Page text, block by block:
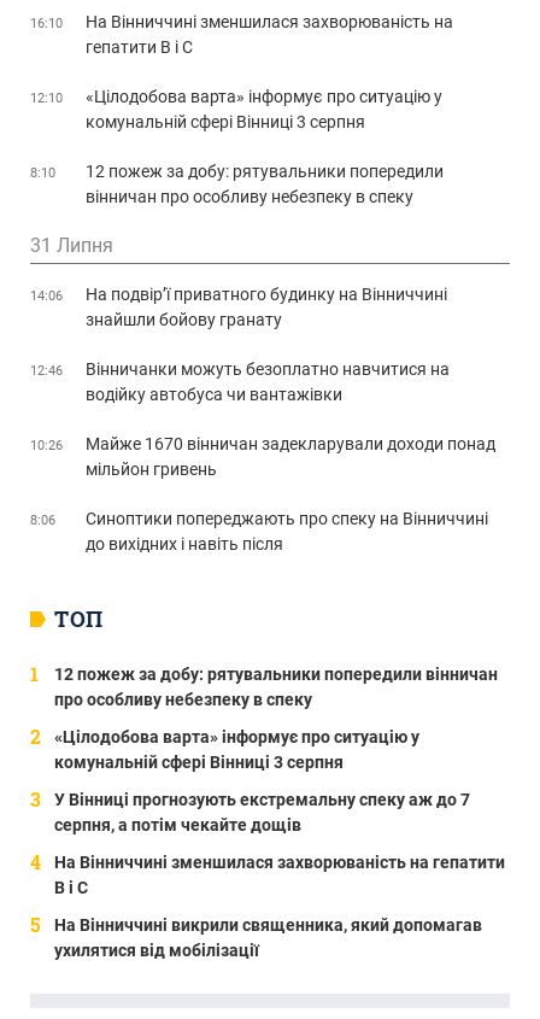
ТОП
12 пожеж за добу: рятувальники попередили вінничан
про особливу небезпеку в спеку
«Цілодобова варта» інформує про ситуацію у
комунальній сфері Вінниці 3 серпня
У Вінниці прогнозують екстремальну спеку аж до 7
серпня, а потім чекайте дощів
На Вінниччині зменшилася захворюваність на гепатити
В і С
На Вінниччині викрили священника, який допомагав
ухилятися від мобілізації
16:10
На Вінниччині зменшилася захворюваність на
гепатити В і С
12:10
«Цілодобова варта» інформує про ситуацію у
комунальній сфері Вінниці 3 серпня
8:10
12 пожеж за добу: рятувальники попередили
вінничан про особливу небезпеку в спеку
31 Липня
14:06
На подвір’ї приватного будинку на Вінниччині
знайшли бойову гранату
12:46
Вінничанки можуть безоплатно навчитися на
водійку автобуса чи вантажівки
10:26
Майже 1670 вінничан задекларували доходи понад
мільйон гривень
8:06
Синоптики попереджають про спеку на Вінниччині
до вихідних і навіть після